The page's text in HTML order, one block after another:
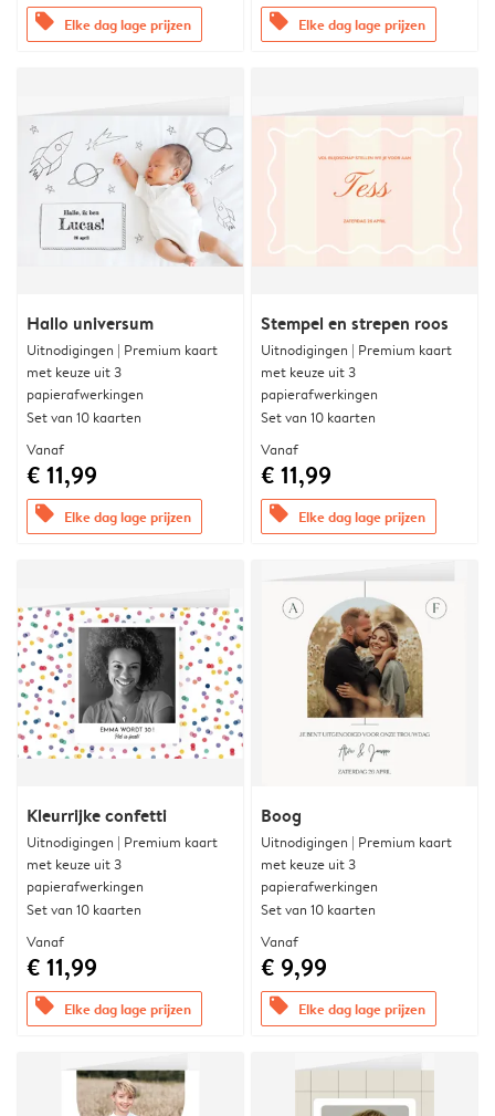
offers Elke dag lage prijzen offers Elke dag lage prijzen
Hallo universum
Uitnodigingen | Premium kaart
met keuze uit 3
papierafwerkingen
Set van 10 kaarten
Vanaf
€ 11,99
offers Elke dag lage prijzen
Stempel en strepen roos
Uitnodigingen | Premium kaart
met keuze uit 3
papierafwerkingen
Set van 10 kaarten
Vanaf
€ 11,99
offers Elke dag lage prijzen
Kleurrijke confetti
Uitnodigingen | Premium kaart
met keuze uit 3
papierafwerkingen
Set van 10 kaarten
Vanaf
€ 11,99
offers Elke dag lage prijzen
Boog
Uitnodigingen | Premium kaart
met keuze uit 3
papierafwerkingen
Set van 10 kaarten
Vanaf
€ 9,99
offers Elke dag lage prijzen